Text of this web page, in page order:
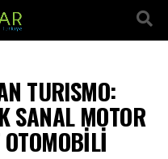
TURISMO:
SANAL MOTOR